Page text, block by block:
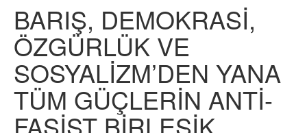
BARIŞ, DEMOKRASİ,
ÖZGÜRLÜK VE
SOSYALİZM’DEN YANA
TÜM GÜÇLERİN ANTİ-
FAŞİST BİRLEŞİK